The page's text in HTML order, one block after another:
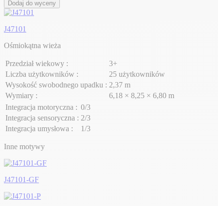
Dodaj do wyceny
J47101
Ośmiokątna wieża
Przedział wiekowy :
3+
Liczba użytkowników :
25 użytkowników
Wysokość swobodnego upadku : 2,37 m
Wymiary :
6,18 × 8,25 × 6,80 m
Integracja motoryczna : 0/3
Integracja sensoryczna : 2/3
Integracja umysłowa :
1/3
Inne motywy
J47101-GF